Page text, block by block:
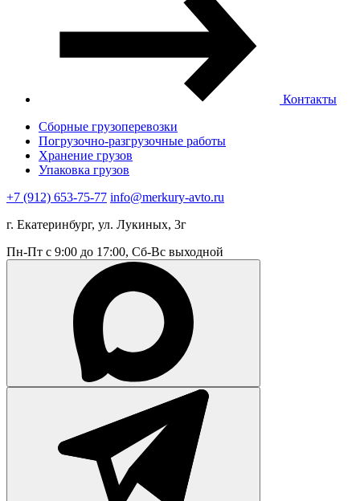
Контакты
Сборные грузоперевозки
Погрузочно-разгрузочные работы
Хранение грузов
Упаковка грузов
+7 (912) 653-75-77 info@merkury-avto.ru
г. Екатеринбург, ул. Лукиных, 3г
Пн-Пт с 9:00 до 17:00, Сб-Вс выходной